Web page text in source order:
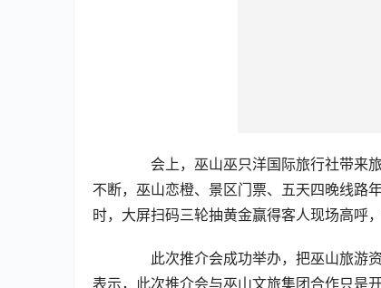
会上，巫山巫只洋国际旅行社带来旅
不断，巫山恋橙、景区门票、五天四晚线路
时，大屏扫码三轮抽黄金赢得客人现场高呼，
此次推介会成功举办，把巫山旅游资
表示，此次推介会与巫山文旅集团合作只是